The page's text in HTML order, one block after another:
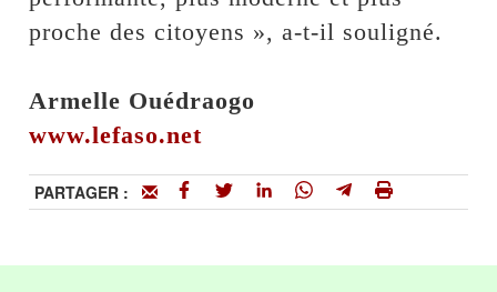
proche des citoyens », a-t-il souligné.
Armelle Ouédraogo
www.lefaso.net
PARTAGER :